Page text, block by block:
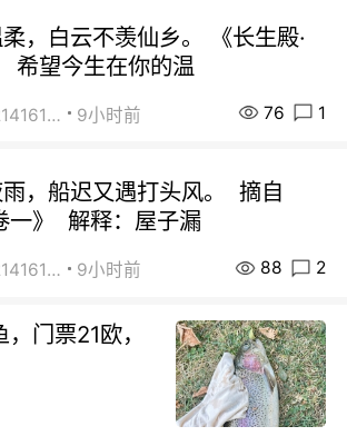
，白云不羡仙乡。 《长生殿·
希望今生在你的温
街友21416156 9小时前 76 1
，船迟又遇打头风。 摘自
一》 解释：屋子漏
街友21416156 9小时前 88 2
门票21欧，